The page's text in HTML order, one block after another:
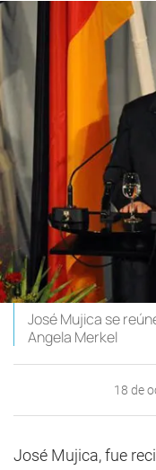
José Mujica se
Angela Merkel
18 de
José Mujica, fue